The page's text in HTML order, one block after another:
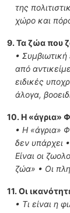
της
χώρο και
9. Τα ζώα που
•
από
ειδικές
άλογα,
10. Η «άγρια»
• Η «άγρια»
δεν υπάρχει
Είναι οι
ζώα» • Οι
11. Οι
• Τι είναι η